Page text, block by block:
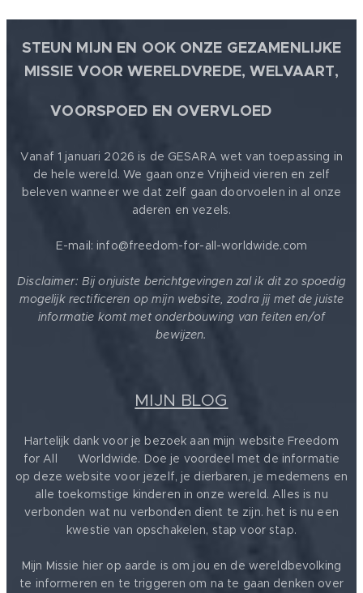
STEUN MIJN EN OOK ONZE GEZAMENLIJKE
MISSIE VOOR WERELDVREDE, WELVAART,
VOORSPOED EN OVERVLOED
Vanaf 1 januari 2026 is de GESARA wet van toepassing in
de hele wereld. We gaan onze Vrijheid vieren en zelf
beleven wanneer we dat zelf gaan doorvoelen in al onze
aderen en vezels.
E-mail: info@freedom-for-all-worldwide.com
Disclaimer: Bij onjuiste berichtgevingen zal ik dit zo spoedig
mogelijk rectificeren op mijn website, zodra jij met de juiste
informatie komt met onderbouwing van feiten en/of
bewijzen.
MIJN BLOG
Hartelijk dank voor je bezoek aan mijn website Freedom
for All ❤️ Worldwide. Doe je voordeel met de informatie
op deze website voor jezelf, je dierbaren, je medemens en
alle toekomstige kinderen in onze wereld. Alles is nu
verbonden wat nu verbonden dient te zijn. het is nu een
kwestie van opschakelen, stap voor stap.
Mijn Missie hier op aarde is om jou en de wereldbevolking
te informeren en te triggeren om na te gaan denken over